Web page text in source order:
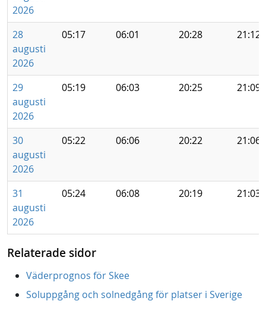
2026
28
augusti
2026
05:17 06:01 20:28 21:12
29
augusti
2026
05:19 06:03 20:25 21:09
30
augusti
2026
05:22 06:06 20:22 21:06
31
augusti
2026
05:24 06:08 20:19 21:03
Relaterade sidor
Väderprognos för Skee
Soluppgång och solnedgång för platser i Sverige